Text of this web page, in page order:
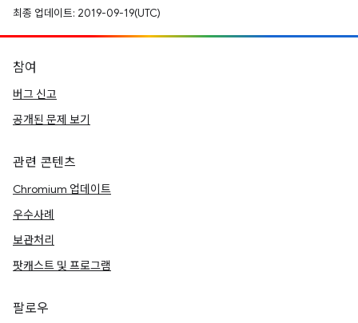
최종 업데이트: 2019-09-19(UTC)
참여
버그 신고
공개된 문제 보기
관련 콘텐츠
Chromium 업데이트
우수사례
보관처리
팟캐스트 및 프로그램
팔로우